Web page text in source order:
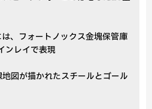
、フォートノックス金塊保管庫
ンレイで表現
図が描かれたスチールとゴール